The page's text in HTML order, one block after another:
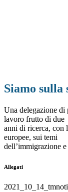
Siamo sulla
Una delegazione di
lavoro frutto di due
anni di ricerca, con
europee, sui temi
dell’immigrazione
Allegati